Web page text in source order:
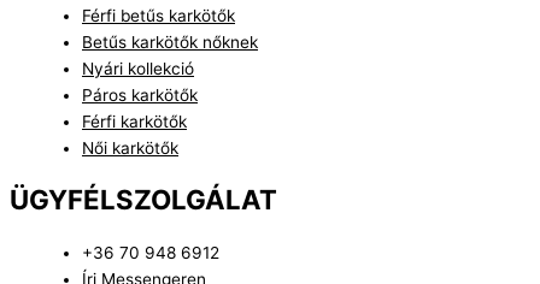
Férfi betűs karkötők
Betűs karkötők nőknek
Nyári kollekció
Páros karkötők
Férfi karkötők
Női karkötők
ÜGYFÉLSZOLGÁLAT
+36 70 948 6912
Írj Messengeren